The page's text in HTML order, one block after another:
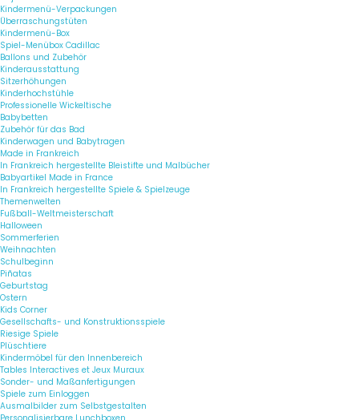
Kindermenü-Verpackungen
Überraschungstüten
Kindermenü-Box
Spiel-Menübox Cadillac
Ballons und Zubehör
Kinderausstattung
Sitzerhöhungen
Kinderhochstühle
Professionelle Wickeltische
Babybetten
Zubehör für das Bad
Kinderwagen und Babytragen
Made in Frankreich
In Frankreich hergestellte Bleistifte und Malbücher
Babyartikel Made in France
In Frankreich hergestellte Spiele & Spielzeuge
Themenwelten
Fußball-Weltmeisterschaft
Halloween
Sommerferien
Weihnachten
Schulbeginn
Piñatas
Geburtstag
Ostern
Kids Corner
Gesellschafts- und Konstruktionsspiele
Riesige Spiele
Plüschtiere
Kindermöbel für den Innenbereich
Tables Interactives et Jeux Muraux
Sonder- und Maßanfertigungen
Spiele zum Einloggen
Ausmalbilder zum Selbstgestalten